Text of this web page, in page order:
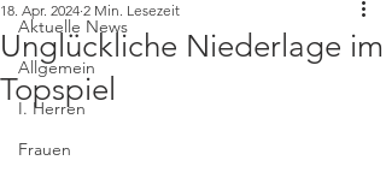
Aktuelle News
Allgemein
I. Herren
Frauen
Unglückliche Niederlage im
Topspiel
18. Apr. 2024 2 Min. Lesezeit